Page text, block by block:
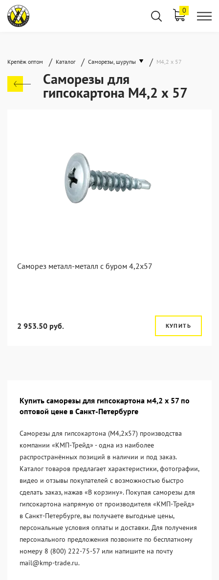
0
Крепёж оптом / Каталог / Саморезы, шурупы / М4,2 х 57
Саморезы для
гипсокартона М4,2 х 57
Саморез металл-металл с буром 4,2x57
2 953.50 руб. КУПИТЬ
Купить саморезы для гипсокартона м4,2 х 57 по
оптовой цене в Санкт-Петербурге
Саморезы для гипсокартона (М4,2х57) производства
компании «KМП-Трейд» - одна из наиболее
распространённых позиций в наличии и под заказ.
Каталог товаров предлагает характеристики, фотографии,
видео и отзывы покупателей с возможностью быстро
сделать заказ, нажав «В корзину». Покупая саморезы для
гипсокартона напрямую от производителя «KМП-Трейд»
в Санкт-Петербурге, вы получаете выгодные цены,
персональные условия оплаты и доставки. Для получения
персонального предложения позвоните по бесплатному
номеру 8 (800) 222-75-57 или напишите на почту
mail@kmp-trade.ru.